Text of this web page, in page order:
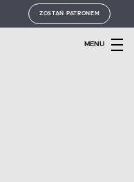
ZOSTAŃ PATRONEM
MENU